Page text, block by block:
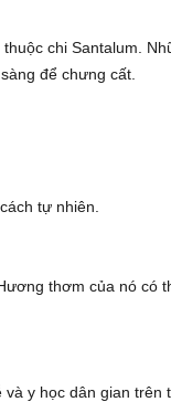
chi Santalum.
để chưng cất.
tự nhiên.
thơm của nó có
y học dân gian trên